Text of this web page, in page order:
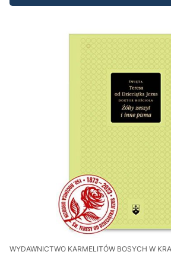
WYDAWNICTWO KARMELITÓW BOSYCH W